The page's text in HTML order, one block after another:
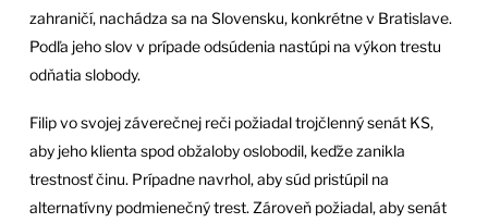
zahraničí, nachádza sa na Slovensku, konkrétne v Bratislave.
Podľa jeho slov v prípade odsúdenia nastúpi na výkon trestu
odňatia slobody.
Filip vo svojej záverečnej reči požiadal trojčlenný senát KS,
aby jeho klienta spod obžaloby oslobodil, keďže zanikla
trestnosť činu. Prípadne navrhol, aby súd pristúpil na
alternatívny podmienečný trest. Zároveň požiadal, aby senát